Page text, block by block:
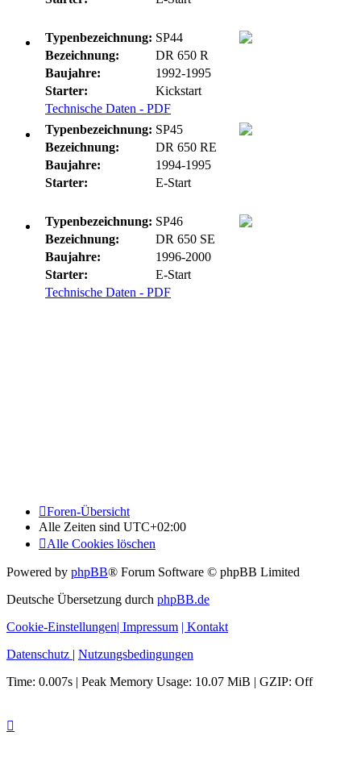
Typenbezeichnung: SP44
Bezeichnung:
DR 650 R
Baujahre:
1992-1995
Starter:
Kickstart
Technische Daten - PDF
Typenbezeichnung: SP45
Bezeichnung:
DR 650 RE
Baujahre:
1994-1995
Starter:
E-Start
Typenbezeichnung: SP46
Bezeichnung:
DR 650 SE
Baujahre:
1996-2000
Starter:
E-Start
Technische Daten - PDF
Foren-Übersicht
Alle Zeiten sind UTC+02:00
Alle Cookies löschen
Powered by phpBB® Forum Software © phpBB Limited
Deutsche Übersetzung durch phpBB.de
Cookie-Einstellungen| Impressum | Kontakt
Datenschutz | Nutzungsbedingungen
Time: 0.007s | Peak Memory Usage: 10.07 MiB | GZIP: Off